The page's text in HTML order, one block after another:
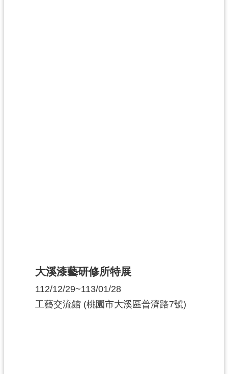
大溪漆藝研修所特展
112/12/29~113/01/28
工藝交流館 (桃園市大溪區普濟路7號)